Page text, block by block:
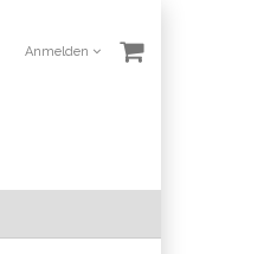
Anmelden